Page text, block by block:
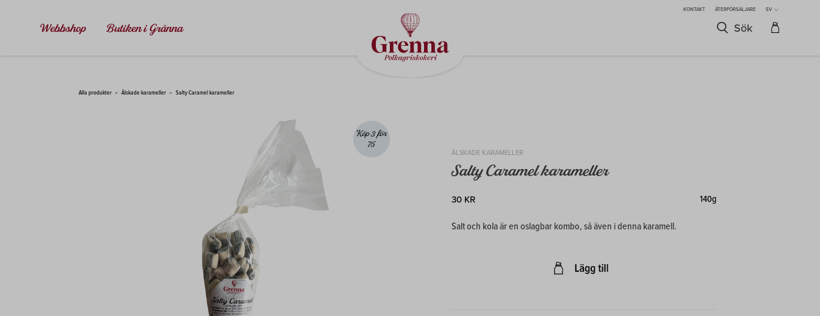
Webbshop Butiken i Gränna Sök
KONTAKT ÅTERFÖRSÄLJARE SV
SÖK HÄR...
Alla produkter > Älskade karameller > Salty Caramel karameller
Köp 3 för
75
ÄLSKADE KARAMELLER
Salty Caramel karameller
30 KR 140g
Salt och kola är en oslagbar kombo, så även i denna karamell.